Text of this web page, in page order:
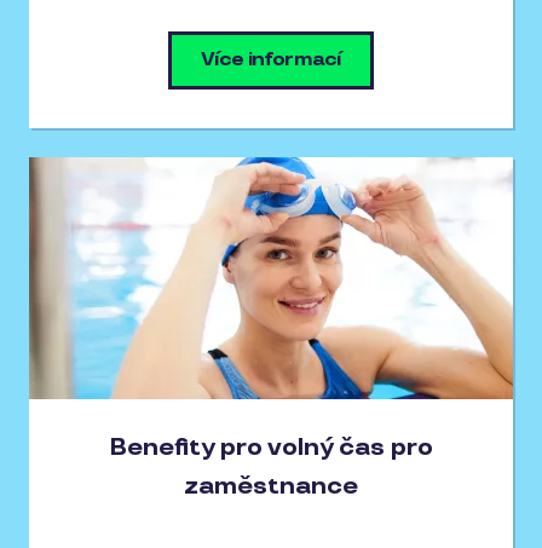
Více informací
Benefity pro volný čas pro
zaměstnance